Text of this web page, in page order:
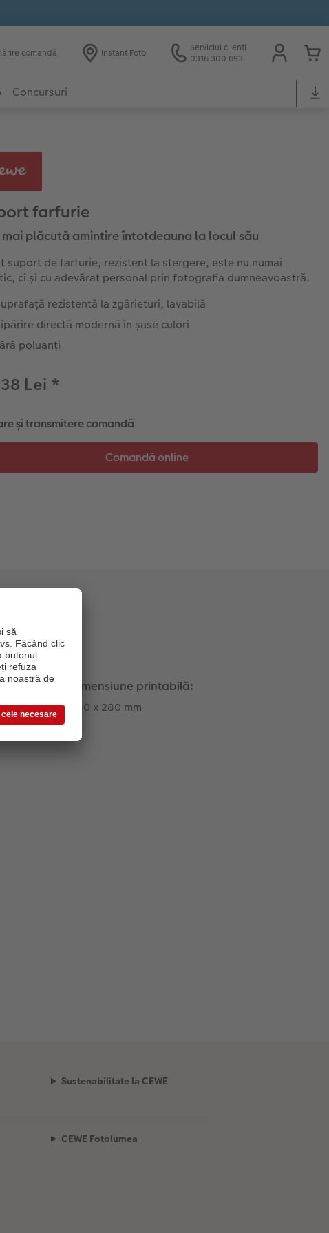
comandă Instant Foto
Serviciul clienți
0316 300 693
Concursuri
farfurie
mai plăcută amintire întotdeauna la locul său
suport de farfurie, rezistent la stergere, este nu numai
ci și cu adevărat personal prin fotografia dumneavoastră.
rezistentă la zgârieturi, lavabilă
directă modernă în șase culori
poluanți
Lei *
și transmitere comandă
Dimensiune printabilă:
380 x 280 mm
Sustenabilitate la CEWE
CEWE Fotolumea